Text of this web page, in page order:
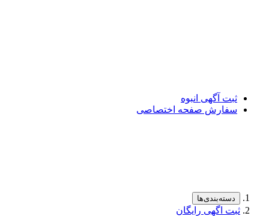
ثبت آگهی انبوه
سفارش صفحه اختصاصی
دسته‌بندی‌ها
ثبت اگهی رایگان